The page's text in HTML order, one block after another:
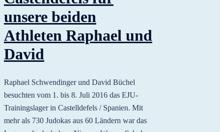
unsere beiden
Athleten Raphael und
David
Raphael Schwendinger und David Büchel
besuchten vom 1. bis 8. Juli 2016 das EJU-
Trainingslager in Castelldefels / Spanien. Mit
mehr als 730 Judokas aus 60 Ländern war das